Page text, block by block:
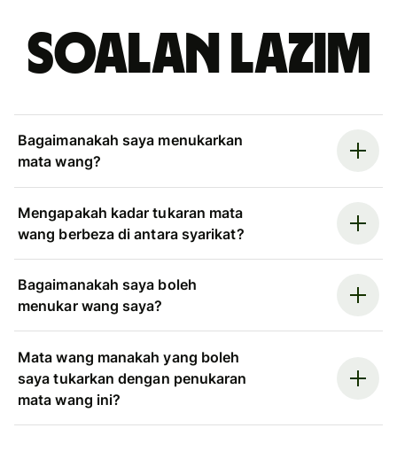
Soalan Lazim
Bagaimanakah saya menukarkan
mata wang?
Mengapakah kadar tukaran mata
wang berbeza di antara syarikat?
Bagaimanakah saya boleh
menukar wang saya?
Mata wang manakah yang boleh
saya tukarkan dengan penukaran
mata wang ini?